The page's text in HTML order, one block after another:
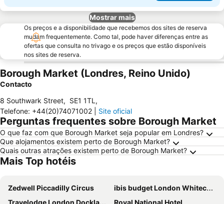
Mostrar mais
Os preços e a disponibilidade que recebemos dos sites de reserva
mudam frequentemente. Como tal, pode haver diferenças entre as
ofertas que consulta no trivago e os preços que estão disponíveis
nos sites de reserva.
Borough Market (Londres, Reino Unido)
Contacto
8 Southwark Street, SE1 1TL ,
Telefone: +44(20)74071002 Site oficial
Perguntas frequentes sobre Borough Market
O que faz com que Borough Market seja popular em Londres?
Que alojamentos existem perto de Borough Market?
Quais outras atrações existem perto de Borough Market?
Mais Top hotéis
Zedwell Piccadilly Circus
ibis budget London Whitechapel - Brick Lane
Travelodge London Docklands Central
Royal National Hotel